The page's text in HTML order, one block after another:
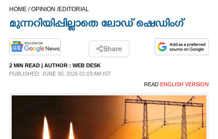
OPINION
PHOTOS
SPIRITUAL
HOME /OPINION /EDITORIAL
മുന്നറിയിപ്പില്ലാതെ ലോഡ് ഷെഡിംഗ്
Share
2 MIN READ | AUTHOR : WEB DESK
PUBLISHED: JUNE 30, 2026 01:03 AM IST
READ ENGLISH VERSION